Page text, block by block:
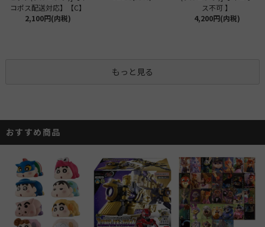
コポス配送対応】【C】
2,100円(内税)
ス不可 】
4,200円(内税)
もっと見る
おすすめ商品